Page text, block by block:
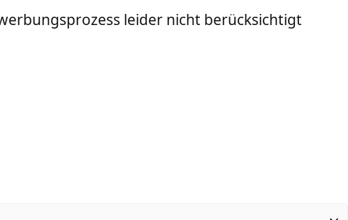
leider nicht berücksichtigt